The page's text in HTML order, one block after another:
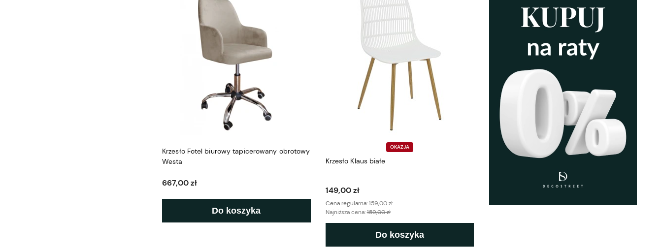
Krzesło Fotel biurowy tapicerowany obrotowy
Westa
667,00 zł
Do koszyka
OKAZJA
Krzesło Klaus białe
149,00 zł
Cena regularna:159,00 zł
Najniższa cena:159,00 zł
Do koszyka